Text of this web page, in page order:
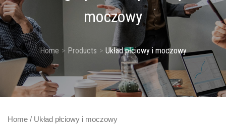
moczowy
Home Products Układ płciowy i moczowy
Home / Układ płciowy i moczowy